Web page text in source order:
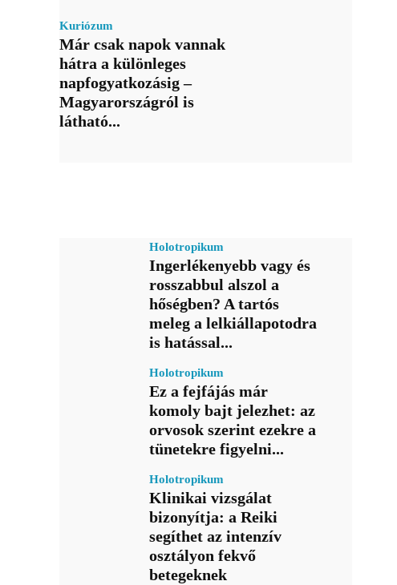
Kuriózum
Már csak napok vannak
hátra a különleges
napfogyatkozásig –
Magyarországról is
látható...
Holotropikum
Ingerlékenyebb vagy és
rosszabbul alszol a
hőségben? A tartós
meleg a lelkiállapotodra
is hatással...
Holotropikum
Ez a fejfájás már
komoly bajt jelezhet: az
orvosok szerint ezekre a
tünetekre figyelni...
Holotropikum
Klinikai vizsgálat
bizonyítja: a Reiki
segíthet az intenzív
osztályon fekvő
betegeknek